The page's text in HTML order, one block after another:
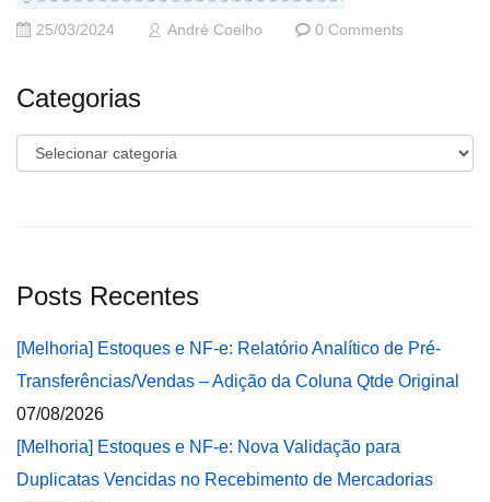
25/03/2024 André Coelho 0 Comments
Categorias
Categorias
Posts Recentes
[Melhoria] Estoques e NF-e: Relatório Analítico de Pré-
Transferências/Vendas – Adição da Coluna Qtde Original
07/08/2026
[Melhoria] Estoques e NF-e: Nova Validação para
Duplicatas Vencidas no Recebimento de Mercadorias